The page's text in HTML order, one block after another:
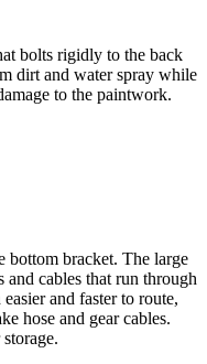
bolts rigidly to the back
dirt and water spray while
to the paintwork.
bottom bracket. The large
and cables that run through
and faster to route,
hose and gear cables.